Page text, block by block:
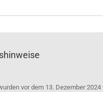
vor dem 13. Dezember